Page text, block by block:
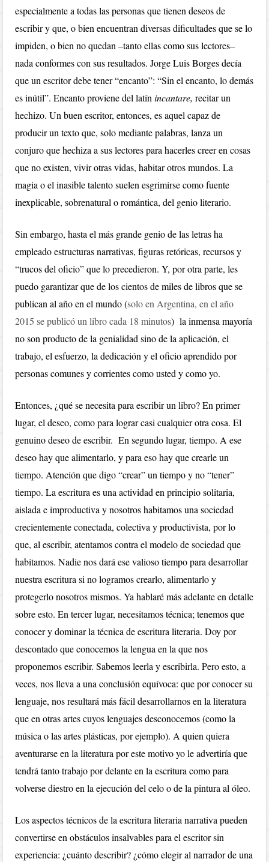
especialmente a todas las personas que tienen deseos de
escribir y que, o bien encuentran diversas dificultades que se lo
impiden, o bien no quedan –tanto ellas como sus lectores–
nada conformes con sus resultados. Jorge Luis Borges decía
que un escritor debe tener “encanto”: “Sin el encanto, lo demás
es inútil”. Encanto proviene del latínincantare, recitar un
hechizo. Un buen escritor, entonces, es aquel capaz de
producir un texto que, solo mediante palabras, lanza un
conjuro que hechiza a sus lectores para hacerles creer en cosas
que no existen, vivir otras vidas, habitar otros mundos. La
magia o el inasible talento suelen esgrimirse como fuente
inexplicable, sobrenatural o romántica, del genio literario.
Sin embargo, hasta el más grande genio de las letras ha
empleado estructuras narrativas, figuras retóricas, recursos y
“trucos del oficio” que lo precedieron. Y, por otra parte, les
puedo garantizar que de los cientos de miles de libros que se
publican al año en el mundo (solo en Argentina, en el año
2015 se publicó un libro cada 18 minutos) la inmensa mayoría
no son producto de la genialidad sino de la aplicación, el
trabajo, el esfuerzo, la dedicación y el oficio aprendido por
personas comunes y corrientes como usted y como yo.
Entonces, ¿qué se necesita para escribir un libro? En primer
lugar, el deseo, como para lograr casi cualquier otra cosa. El
genuino deseo de escribir. En segundo lugar, tiempo. A ese
deseo hay que alimentarlo, y para eso hay que crearle un
tiempo. Atención que digo “crear” un tiempo y no “tener”
tiempo. La escritura es una actividad en principio solitaria,
aislada e improductiva y nosotros habitamos una sociedad
crecientemente conectada, colectiva y productivista, por lo
que, al escribir, atentamos contra el modelo de sociedad que
habitamos. Nadie nos dará ese valioso tiempo para desarrollar
nuestra escritura si no logramos crearlo, alimentarlo y
protegerlo nosotros mismos. Ya hablaré más adelante en detalle
sobre esto. En tercer lugar, necesitamos técnica; tenemos que
conocer y dominar la técnica de escritura literaria. Doy por
descontado que conocemos la lengua en la que nos
proponemos escribir. Sabemos leerla y escribirla. Pero esto, a
veces, nos lleva a una conclusión equívoca: que por conocer su
lenguaje, nos resultará más fácil desarrollarnos en la literatura
que en otras artes cuyos lenguajes desconocemos (como la
música o las artes plásticas, por ejemplo). A quien quiera
aventurarse en la literatura por este motivo yo le advertiría que
tendrá tanto trabajo por delante en la escritura como para
volverse diestro en la ejecución del celo o de la pintura al óleo.
Los aspectos técnicos de la escritura literaria narrativa pueden
convertirse en obstáculos insalvables para el escritor sin
experiencia: ¿cuánto describir? ¿cómo elegir al narrador de una